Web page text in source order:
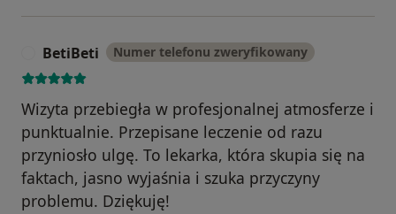
BetiBeti Numer telefonu zweryfikowany
Wizyta przebiegła w profesjonalnej atmosferze i
punktualnie. Przepisane leczenie od razu
przyniosło ulgę. To lekarka, która skupia się na
faktach, jasno wyjaśnia i szuka przyczyny
problemu. Dziękuję!